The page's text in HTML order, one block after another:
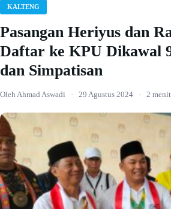
KALTENG
Pasangan Heriyus dan
Daftar ke KPU Dikawal
dan Simpatisan
Oleh Ahmad Aswadi · 29 Agustus 2024 · 2